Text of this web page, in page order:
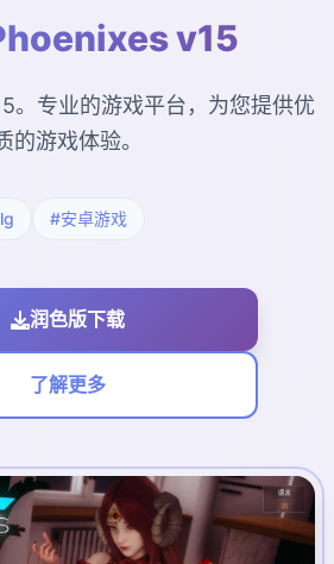
v15
。专业的游戏平台，为您提供优
的游戏体验。
#安卓游戏
润色版下载
了解更多